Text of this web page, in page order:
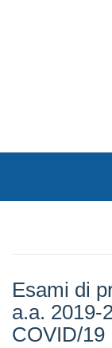
Esami di
a.a. 2019-
COVID/19